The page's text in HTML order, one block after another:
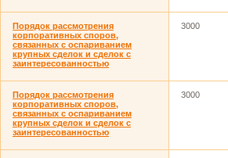
Порядок рассмотрения
корпоративных споров,
связанных с оспариванием
крупных сделок и сделок с
заинтересованностью
3000
Порядок рассмотрения
корпоративных споров,
связанных с оспариванием
крупных сделок и сделок с
заинтересованностью
3000